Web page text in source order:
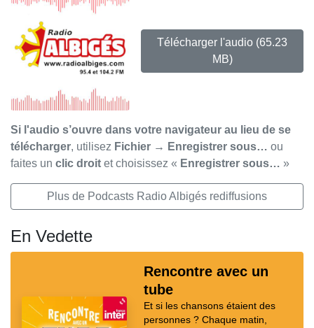
Télécharger l'audio (65.23
MB)
Si l'audio s’ouvre dans votre navigateur au lieu de se
télécharger, utilisez Fichier → Enregistrer sous… ou
faites un clic droit et choisissez « Enregistrer sous… »
Plus de Podcasts Radio Albigés rediffusions
En Vedette
Rencontre avec un
tube
Et si les chansons étaient des
personnes ? Chaque matin,